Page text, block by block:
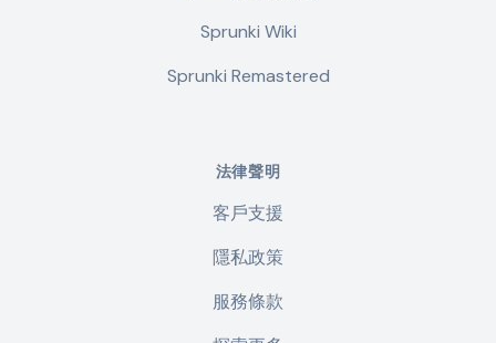
Sprunki Wiki
Sprunki Remastered
法律聲明
客戶支援
隱私政策
服務條款